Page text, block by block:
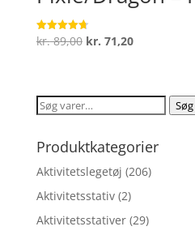
Vurderet
4.7
kr.89,00 Den
var:
kr. 89,00.
kr. 71,20Den
er:
kr. 71,20.
Søg
Søg
Produktkategorier
Aktivitetslegetøj (206)
Aktivitetsstativ (2)
Aktivitetsstativer (29)